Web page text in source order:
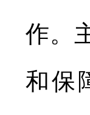
作。
和保